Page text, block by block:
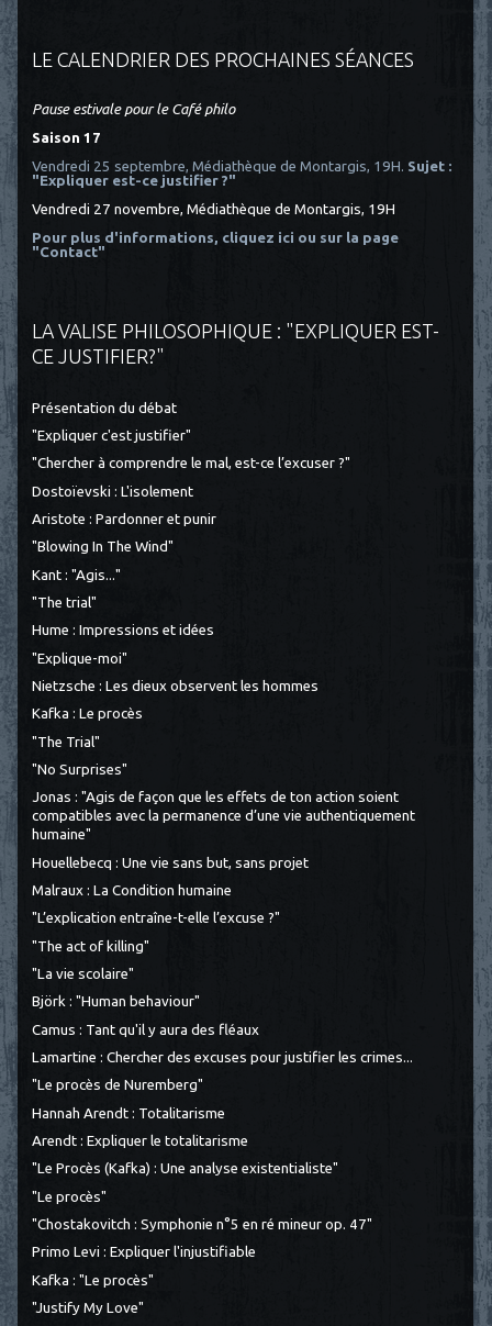
LE CALENDRIER DES PROCHAINES SÉANCES
Pause estivale pour le Café philo
Saison 17
Vendredi 25 septembre, Médiathèque de Montargis, 19H. Sujet :
"Expliquer est-ce justifier ?"
Vendredi 27 novembre, Médiathèque de Montargis, 19H
Pour plus d'informations, cliquez ici ou sur la page
"Contact"
LA VALISE PHILOSOPHIQUE : "EXPLIQUER EST-
CE JUSTIFIER?"
Présentation du débat
"Expliquer c'est justifier"
"Chercher à comprendre le mal, est-ce l’excuser ?"
Dostoïevski : L'isolement
Aristote : Pardonner et punir
"Blowing In The Wind"
Kant : "Agis..."
"The trial"
Hume : Impressions et idées
"Explique-moi"
Nietzsche : Les dieux observent les hommes
Kafka : Le procès
"The Trial"
"No Surprises"
Jonas : "Agis de façon que les effets de ton action soient
compatibles avec la permanence d’une vie authentiquement
humaine"
Houellebecq : Une vie sans but, sans projet
Malraux : La Condition humaine
"L’explication entraîne-t-elle l’excuse ?"
"The act of killing"
"La vie scolaire"
Björk : "Human behaviour"
Camus : Tant qu'il y aura des fléaux
Lamartine : Chercher des excuses pour justifier les crimes...
"Le procès de Nuremberg"
Hannah Arendt : Totalitarisme
Arendt : Expliquer le totalitarisme
"Le Procès (Kafka) : Une analyse existentialiste"
"Le procès"
"Chostakovitch : Symphonie n°5 en ré mineur op. 47"
Primo Levi : Expliquer l'injustifiable
Kafka : "Le procès"
"Justify My Love"